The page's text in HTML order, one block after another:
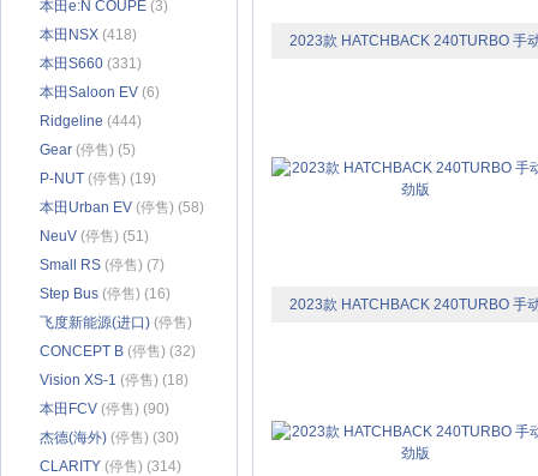
本田e:N COUPE (3)
本田NSX (418)
本田S660 (331)
本田Saloon EV (6)
Ridgeline (444)
Gear (停售) (5)
P-NUT (停售) (19)
本田Urban EV (停售) (58)
NeuV (停售) (51)
Small RS (停售) (7)
Step Bus (停售) (16)
飞度新能源(进口) (停售)
(173)
CONCEPT B (停售) (32)
Vision XS-1 (停售) (18)
本田FCV (停售) (90)
杰德(海外) (停售) (30)
CLARITY (停售) (314)
2023款 HATCHBACK 240TURBO 手
2023款 HATCHBACK 240TURBO 手